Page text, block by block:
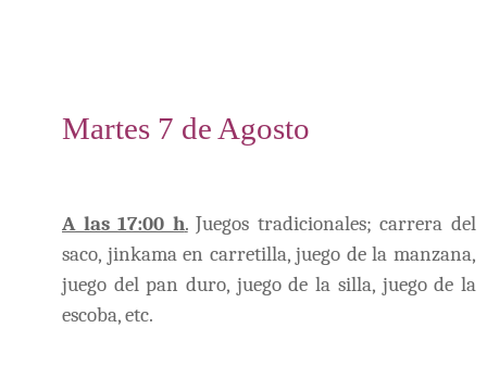
Martes 7 de Agosto
A las 17:00 h.Juegos tradicionales; carrera del
saco, jinkama en carretilla, juego de la manzana,
juego del pan duro, juego de la silla, juego de la
escoba, etc.